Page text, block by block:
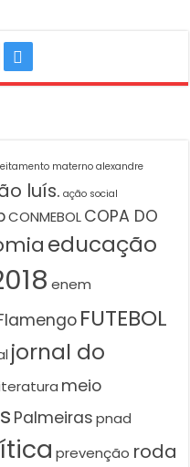
materno alexandre
luís. ação social
CONMEBOLCOPA DO
educação
enem
FUTEBOL
jornal do
meio
Palmeiras pnad
prevenção roda